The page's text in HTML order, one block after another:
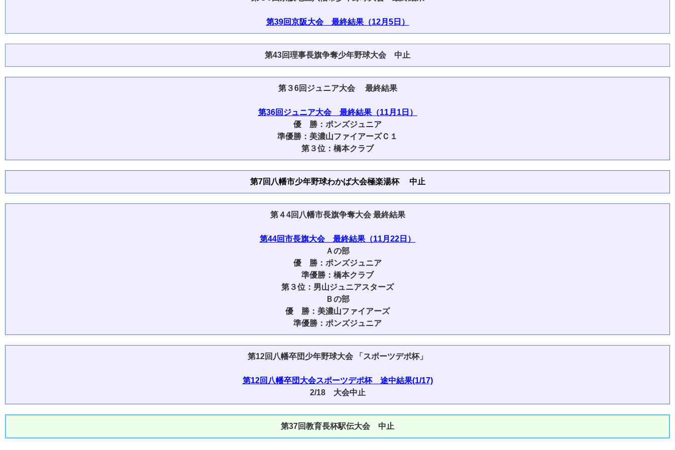
第39回京阪大会 最終結果（12月5日）
第43回理事長旗争奪少年野球大会 中止
第３6回ジュニア大会 最終結果
第36回ジュニア大会 最終結果（11月1日）
優 勝：ポンズジュニア
準優勝：美濃山ファイアーズＣ１
第３位：橋本クラブ
第7回八幡市少年野球わかば大会極楽湯杯 中止
第４4回八幡市長旗争奪大会 最終結果
第44回市長旗大会 最終結果（11月22日）
Ａの部
優 勝：ポンズジュニア
準優勝：橋本クラブ
第３位：男山ジュニアスターズ
Ｂの部
優 勝：美濃山ファイアーズ
準優勝：ポンズジュニア
第12回八幡卒団少年野球大会 「スポーツデポ杯」
第12回八幡卒団大会スポーツデポ杯 途中結果(1/17)
2/18 大会中止
第37回教育長杯駅伝大会 中止